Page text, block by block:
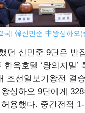
국] 韓신민준-中왕싱하오(
던 신민준 9단은 반
한옥호텔 ‘왕의지밀’
조선일보기왕전 결
싱하오 9단에게
용했다. 중간전적